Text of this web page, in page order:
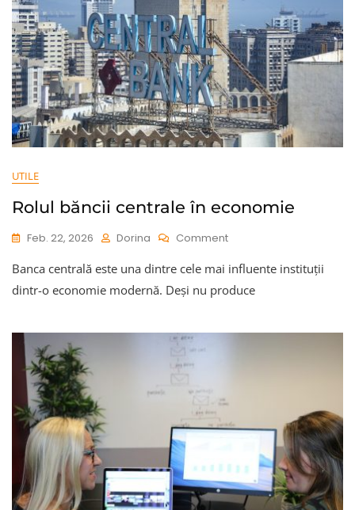
UTILE
Rolul băncii centrale în economie
Feb. 22, 2026 Dorina CommentOn
Băncii
Centrale
Banca centrală este una dintre cele mai influente instituții
dintr-o economie modernă. Deși nu produce